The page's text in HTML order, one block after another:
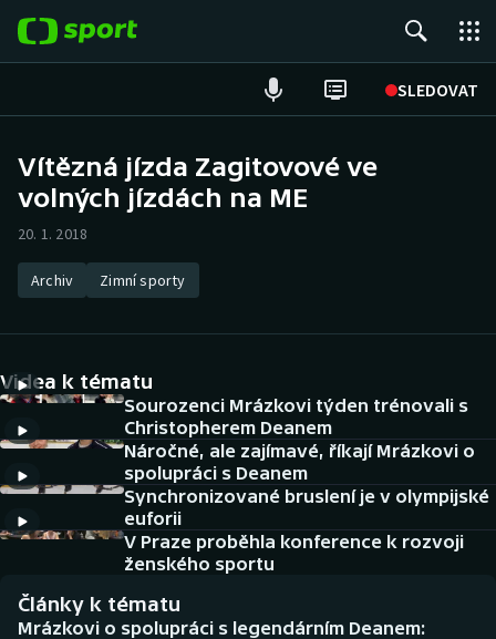
SLEDOVAT
Hokej
Atletika
DALŠÍ SPORTY
Americký fotbal
Baseball a softbal
Biatlon
NEPŘEHLÉDNĚTE
Historické návraty
Aplikace ČT sport
Vítězná jízda Zagitovové ve
volných jízdách na ME
20. 1. 2018
Archiv Zimní sporty
Videa k tématu
Sourozenci Mrázkovi týden trénovali s
Christopherem Deanem
Náročné, ale zajímavé, říkají Mrázkovi o
spolupráci s Deanem
Synchronizované bruslení je v olympijské
euforii
V Praze proběhla konference k rozvoji
ženského sportu
Články k tématu
Mrázkovi o spolupráci s legendárním Deanem: